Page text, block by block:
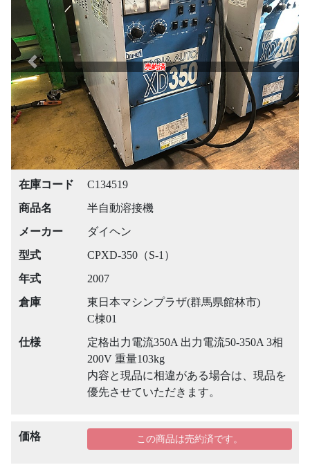
売約済
Previous Next
在庫コード
C134519
商品名
半自動溶接機
メーカー
ダイヘン
型式
CPXD-350（S-1）
年式
2007
倉庫
東日本マシンプラザ(群馬県館林市)
C棟01
仕様
定格出力電流350A 出力電流50-350A 3相
200V 重量103kg
内容と現品に相違がある場合は、現品を
優先させていただきます。
価格 この商品は売約済です。